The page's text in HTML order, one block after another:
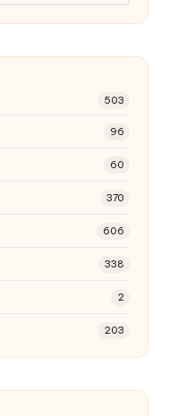
503
96
60
370
606
338
2
203